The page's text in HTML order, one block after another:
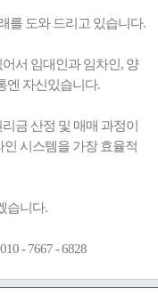
를 도와 드리고 있습니다.
서 임대인과 임차인, 양
엔 자신있습니다.
금 산정 및 매매 과정이
시스템을 가장 효율적
습니다.
- 7667 - 6828